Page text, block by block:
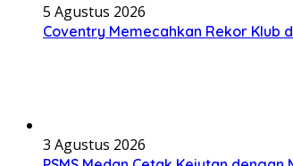
5 Agustus 2026
Coventry Memecahkan Rekor Klub
3 Agustus 2026